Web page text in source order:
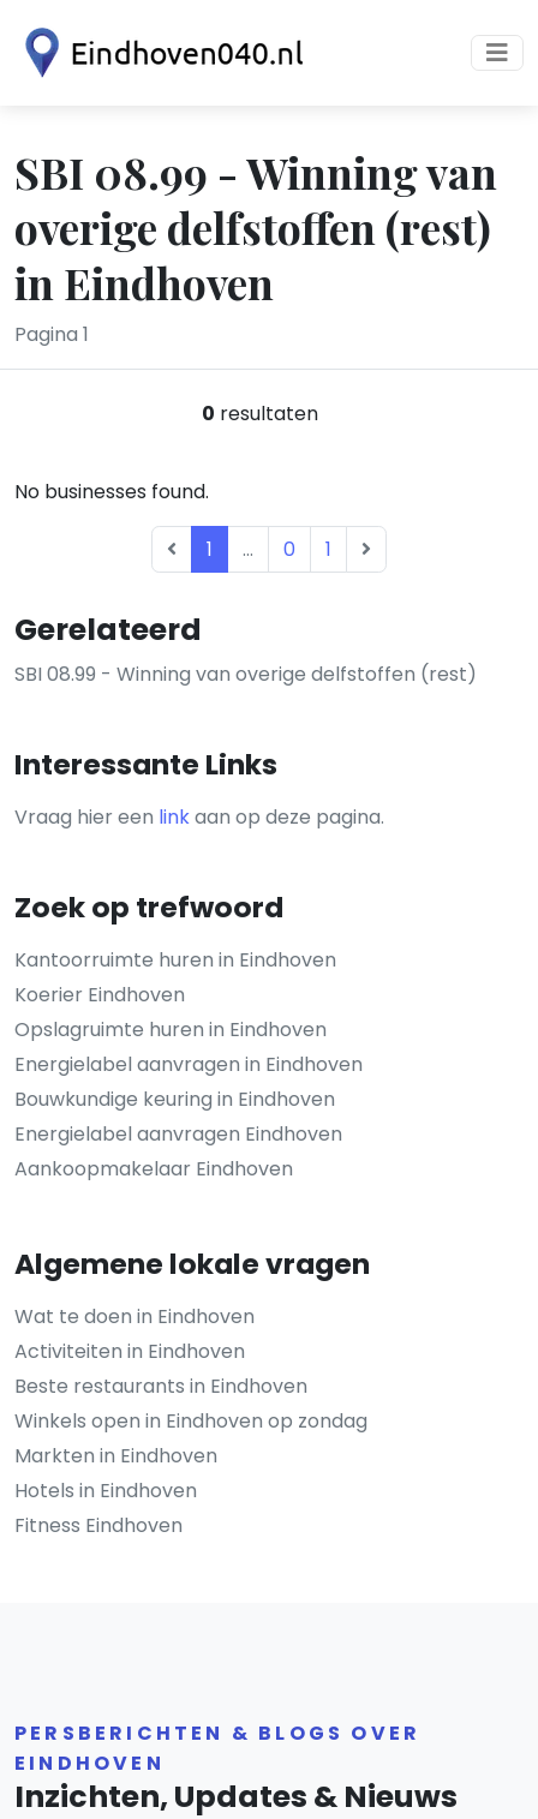
SBI 08.99 - Winning van
overige delfstoffen (rest)
in Eindhoven
Pagina 1
Gerelateerd
SBI 08.99 - Winning van overige delfstoffen (rest)
Interessante Links
Vraag hier een linkaan op deze pagina.
Zoek op trefwoord
Kantoorruimte huren in Eindhoven
Koerier Eindhoven
Opslagruimte huren in Eindhoven
Energielabel aanvragen in Eindhoven
Bouwkundige keuring in Eindhoven
Energielabel aanvragen Eindhoven
Aankoopmakelaar Eindhoven
Algemene lokale vragen
Wat te doen in Eindhoven
Activiteiten in Eindhoven
Beste restaurants in Eindhoven
Winkels open in Eindhoven op zondag
Markten in Eindhoven
Hotels in Eindhoven
Fitness Eindhoven
0 resultaten
No businesses found.
1 ... 0 1
PERSBERICHTEN & BLOGS OVER
EINDHOVEN
Inzichten, Updates & Nieuws